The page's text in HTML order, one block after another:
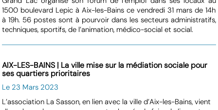
1500 boulevard Lepic à Aix-les-Bains ce vendredi 31 mars de 14h
à 19h. 56 postes sont à pourvoir dans les secteurs administratifs,
techniques, sportifs, de l’animation, médico-social et social.
AIX-LES-BAINS | La ville mise sur la médiation sociale pour
ses quartiers prioritaires
Le 23 Mars 2023
L’association La Sasson, en lien avec la ville d’Aix-les-Bains, vient